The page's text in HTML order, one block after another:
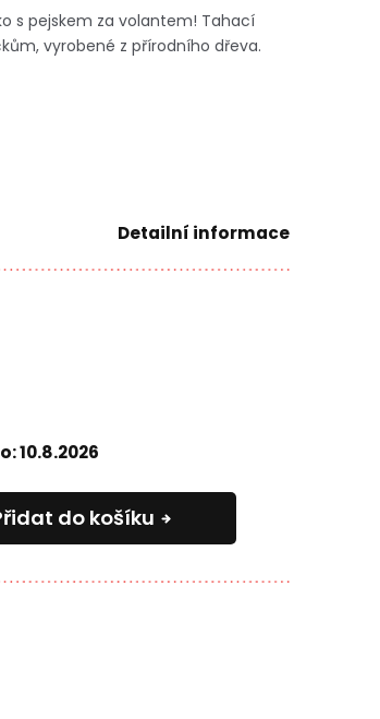
10.8.2026
do košíku
s pejskem za volantem! Tahací
vyrobené z přírodního dřeva.
Detailní informace